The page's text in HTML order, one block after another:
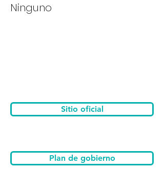
Ninguno
Sitio oficial
Plan de gobierno